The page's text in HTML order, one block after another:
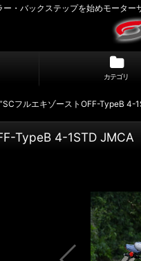
ー・バックステップを始めモータ
カテゴリ
フルエキゾーストOFF-TypeB
TypeB 4-1STD